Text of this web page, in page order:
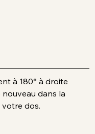
à 180° à droite
dans la
votre dos.